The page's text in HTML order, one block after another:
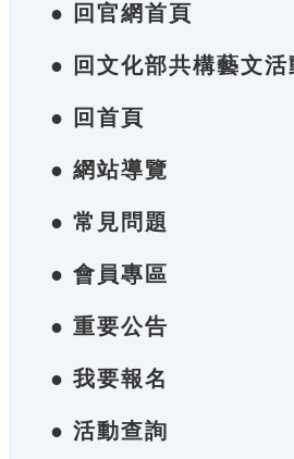
● 回官網首頁
● 回文化部共構藝文活
● 回首頁
● 網站導覽
● 常見問題
● 會員專區
● 重要公告
● 我要報名
● 活動查詢